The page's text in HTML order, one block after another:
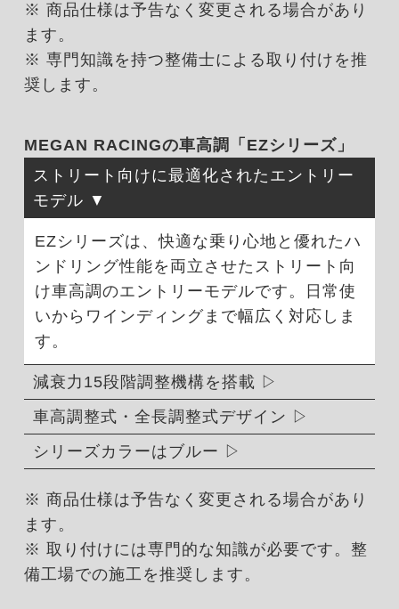
※ 商品仕様は予告なく変更される場合があり
ます。
※ 専門知識を持つ整備士による取り付けを推
奨します。
MEGAN RACINGの車高調「EZシリーズ」
ストリート向けに最適化されたエントリー
モデル
EZシリーズは、快適な乗り心地と優れたハ
ンドリング性能を両立させたストリート向
け車高調のエントリーモデルです。日常使
いからワインディングまで幅広く対応しま
す。
減衰力15段階調整機構を搭載
車高調整式・全長調整式デザイン
シリーズカラーはブルー
※ 商品仕様は予告なく変更される場合があり
ます。
※ 取り付けには専門的な知識が必要です。整
備工場での施工を推奨します。